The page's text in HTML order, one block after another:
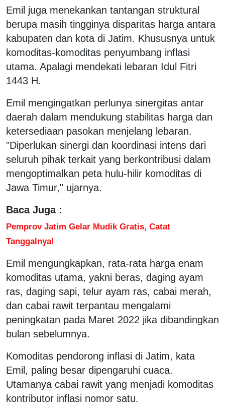
Emil juga menekankan tantangan struktural
berupa masih tingginya disparitas harga antara
kabupaten dan kota di Jatim. Khususnya untuk
komoditas-komoditas penyumbang inflasi
utama. Apalagi mendekati lebaran Idul Fitri
1443 H.
Emil mengingatkan perlunya sinergitas antar
daerah dalam mendukung stabilitas harga dan
ketersediaan pasokan menjelang lebaran.
"Diperlukan sinergi dan koordinasi intens dari
seluruh pihak terkait yang berkontribusi dalam
mengoptimalkan peta hulu-hilir komoditas di
Jawa Timur," ujarnya.
Baca Juga :
Pemprov Jatim Gelar Mudik Gratis, Catat
Tanggalnya!
Emil mengungkapkan, rata-rata harga enam
komoditas utama, yakni beras, daging ayam
ras, daging sapi, telur ayam ras, cabai merah,
dan cabai rawit terpantau mengalami
peningkatan pada Maret 2022 jika dibandingkan
bulan sebelumnya.
Komoditas pendorong inflasi di Jatim, kata
Emil, paling besar dipengaruhi cuaca.
Utamanya cabai rawit yang menjadi komoditas
kontributor inflasi nomor satu.